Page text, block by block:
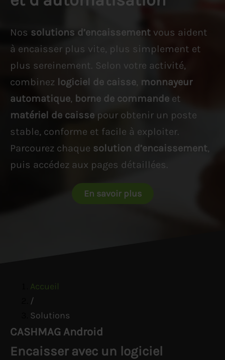
Nos solutions d’encaissement vous aident
à encaisser plus vite, plus simplement et
plus sereinement. Selon votre activité,
combinez logiciel de caisse, monnayeur
automatique, borne de commande et
matériel de caisse pour obtenir un poste
stable, conforme et facile à exploiter.
Parcourez chaque solution d’encaissement,
puis accédez aux pages détaillées.
En savoir plus
Accueil
/
Solutions
CASHMAG Android
Encaisser avec un logiciel